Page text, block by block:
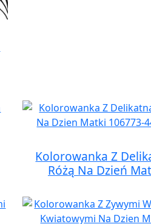
Kolorowanka Z
Różą Na Dzień